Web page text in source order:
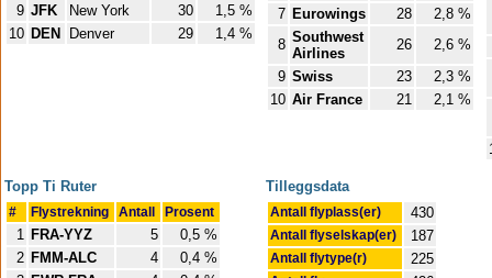
9 JFK New York 30
1,5 %
10 DEN Denver 29 1,4 %
7 Eurowings 28
2,8 %
8 Southwest
Airlines
26
2,6 %
9 Swiss 23
2,3 %
10 Air France 21 2,1 %
Topp Ti Ruter
# Flystrekning Antall Prosent
1 FRA-YYZ 5
0,5 %
2 FMM-ALC 4
0,4 %
Tilleggsdata
Antall flyplass(er) 430
Antall flyselskap(er) 187
Antall flytype(r) 225